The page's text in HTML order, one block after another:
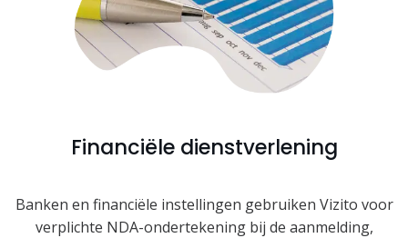
Financiële dienstverlening
Banken en financiële instellingen gebruiken Vizito voor
verplichte NDA-ondertekening bij de aanmelding,